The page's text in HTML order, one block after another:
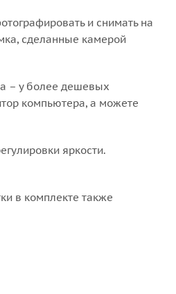
и снимать на
сделанные камерой
– у более дешевых
компьютера, а можете
яркости.
в комплекте также